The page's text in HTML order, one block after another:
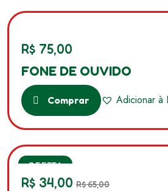
R$ 75,00
FONE DE OUVIDO
Comprar Adicionar à
SALE
OFERTA
R$ 34,00 R$65,00